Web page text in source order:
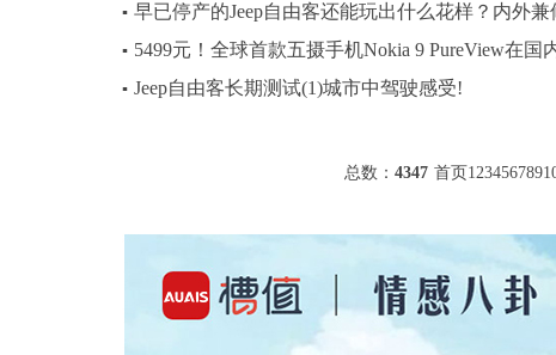
▪ 早已停产的Jeep自由客还能玩出什么花样？内外
▪ 5499元！全球首款五摄手机Nokia 9 PureView在国
▪ Jeep自由客长期测试(1)城市中驾驶感受!
总数： 4347 首页123456789